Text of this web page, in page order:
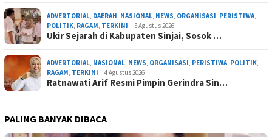
ADVERTORIAL, DAERAH, NASIONAL, NEWS, ORGANISASI, PERISTIWA,
POLITIK, RAGAM, TERKINI 5 Agustus 2026
Ukir Sejarah di Kabupaten Sinjai, Sosok …
ADVERTORIAL, NASIONAL, NEWS, ORGANISASI, PERISTIWA, POLITIK,
RAGAM, TERKINI 4 Agustus 2026
Ratnawati Arif Resmi Pimpin Gerindra Sin…
PALING BANYAK DIBACA